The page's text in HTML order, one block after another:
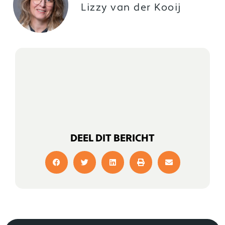
Lizzy van der Kooij
DEEL DIT BERICHT